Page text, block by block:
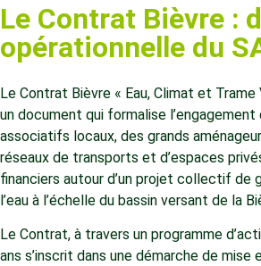
Le Contrat Bièvre :
opérationnelle du
Le Contrat Bièvre « Eau, Climat et
un document qui formalise
associatifs locaux, des grands
réseaux de transports et d’espaces
financiers autour d’un projet collectif de
l’eau à l’échelle du bassin versant de la
Le Contrat, à travers un programme
ans s’inscrit dans une démarche de mise